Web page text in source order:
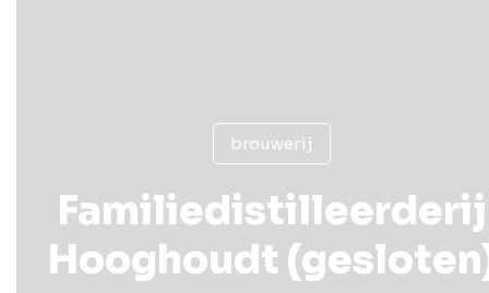
brouwerij
Familiedistilleerderij
Hooghoudt